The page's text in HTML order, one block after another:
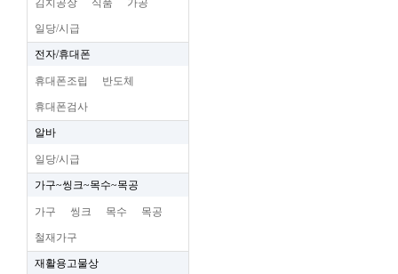
김치공장 식품 가공
일당/시급
전자/휴대폰
휴대폰조립 반도체
휴대폰검사
알바
일당/시급
가구~씽크~목수~목공
가구 씽크 목수 목공
철재가구
재활용고물상